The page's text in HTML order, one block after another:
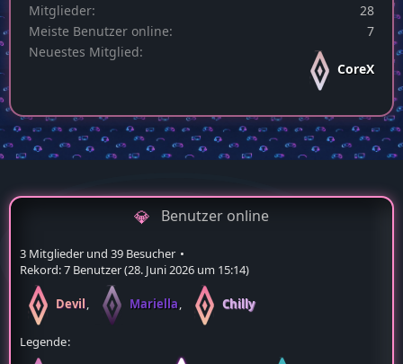
Mitglieder
28
Meiste Benutzer online
7
Neuestes Mitglied
CoreX
Benutzer online
3 Mitglieder und 39 Besucher
Rekord: 7 Benutzer (28. Juni 2026 um 15:14)
Devil Mariella Chilly
Legende